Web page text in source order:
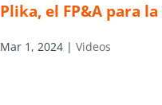
Plika, el FP&A para
Mar 1, 2024 |Videos